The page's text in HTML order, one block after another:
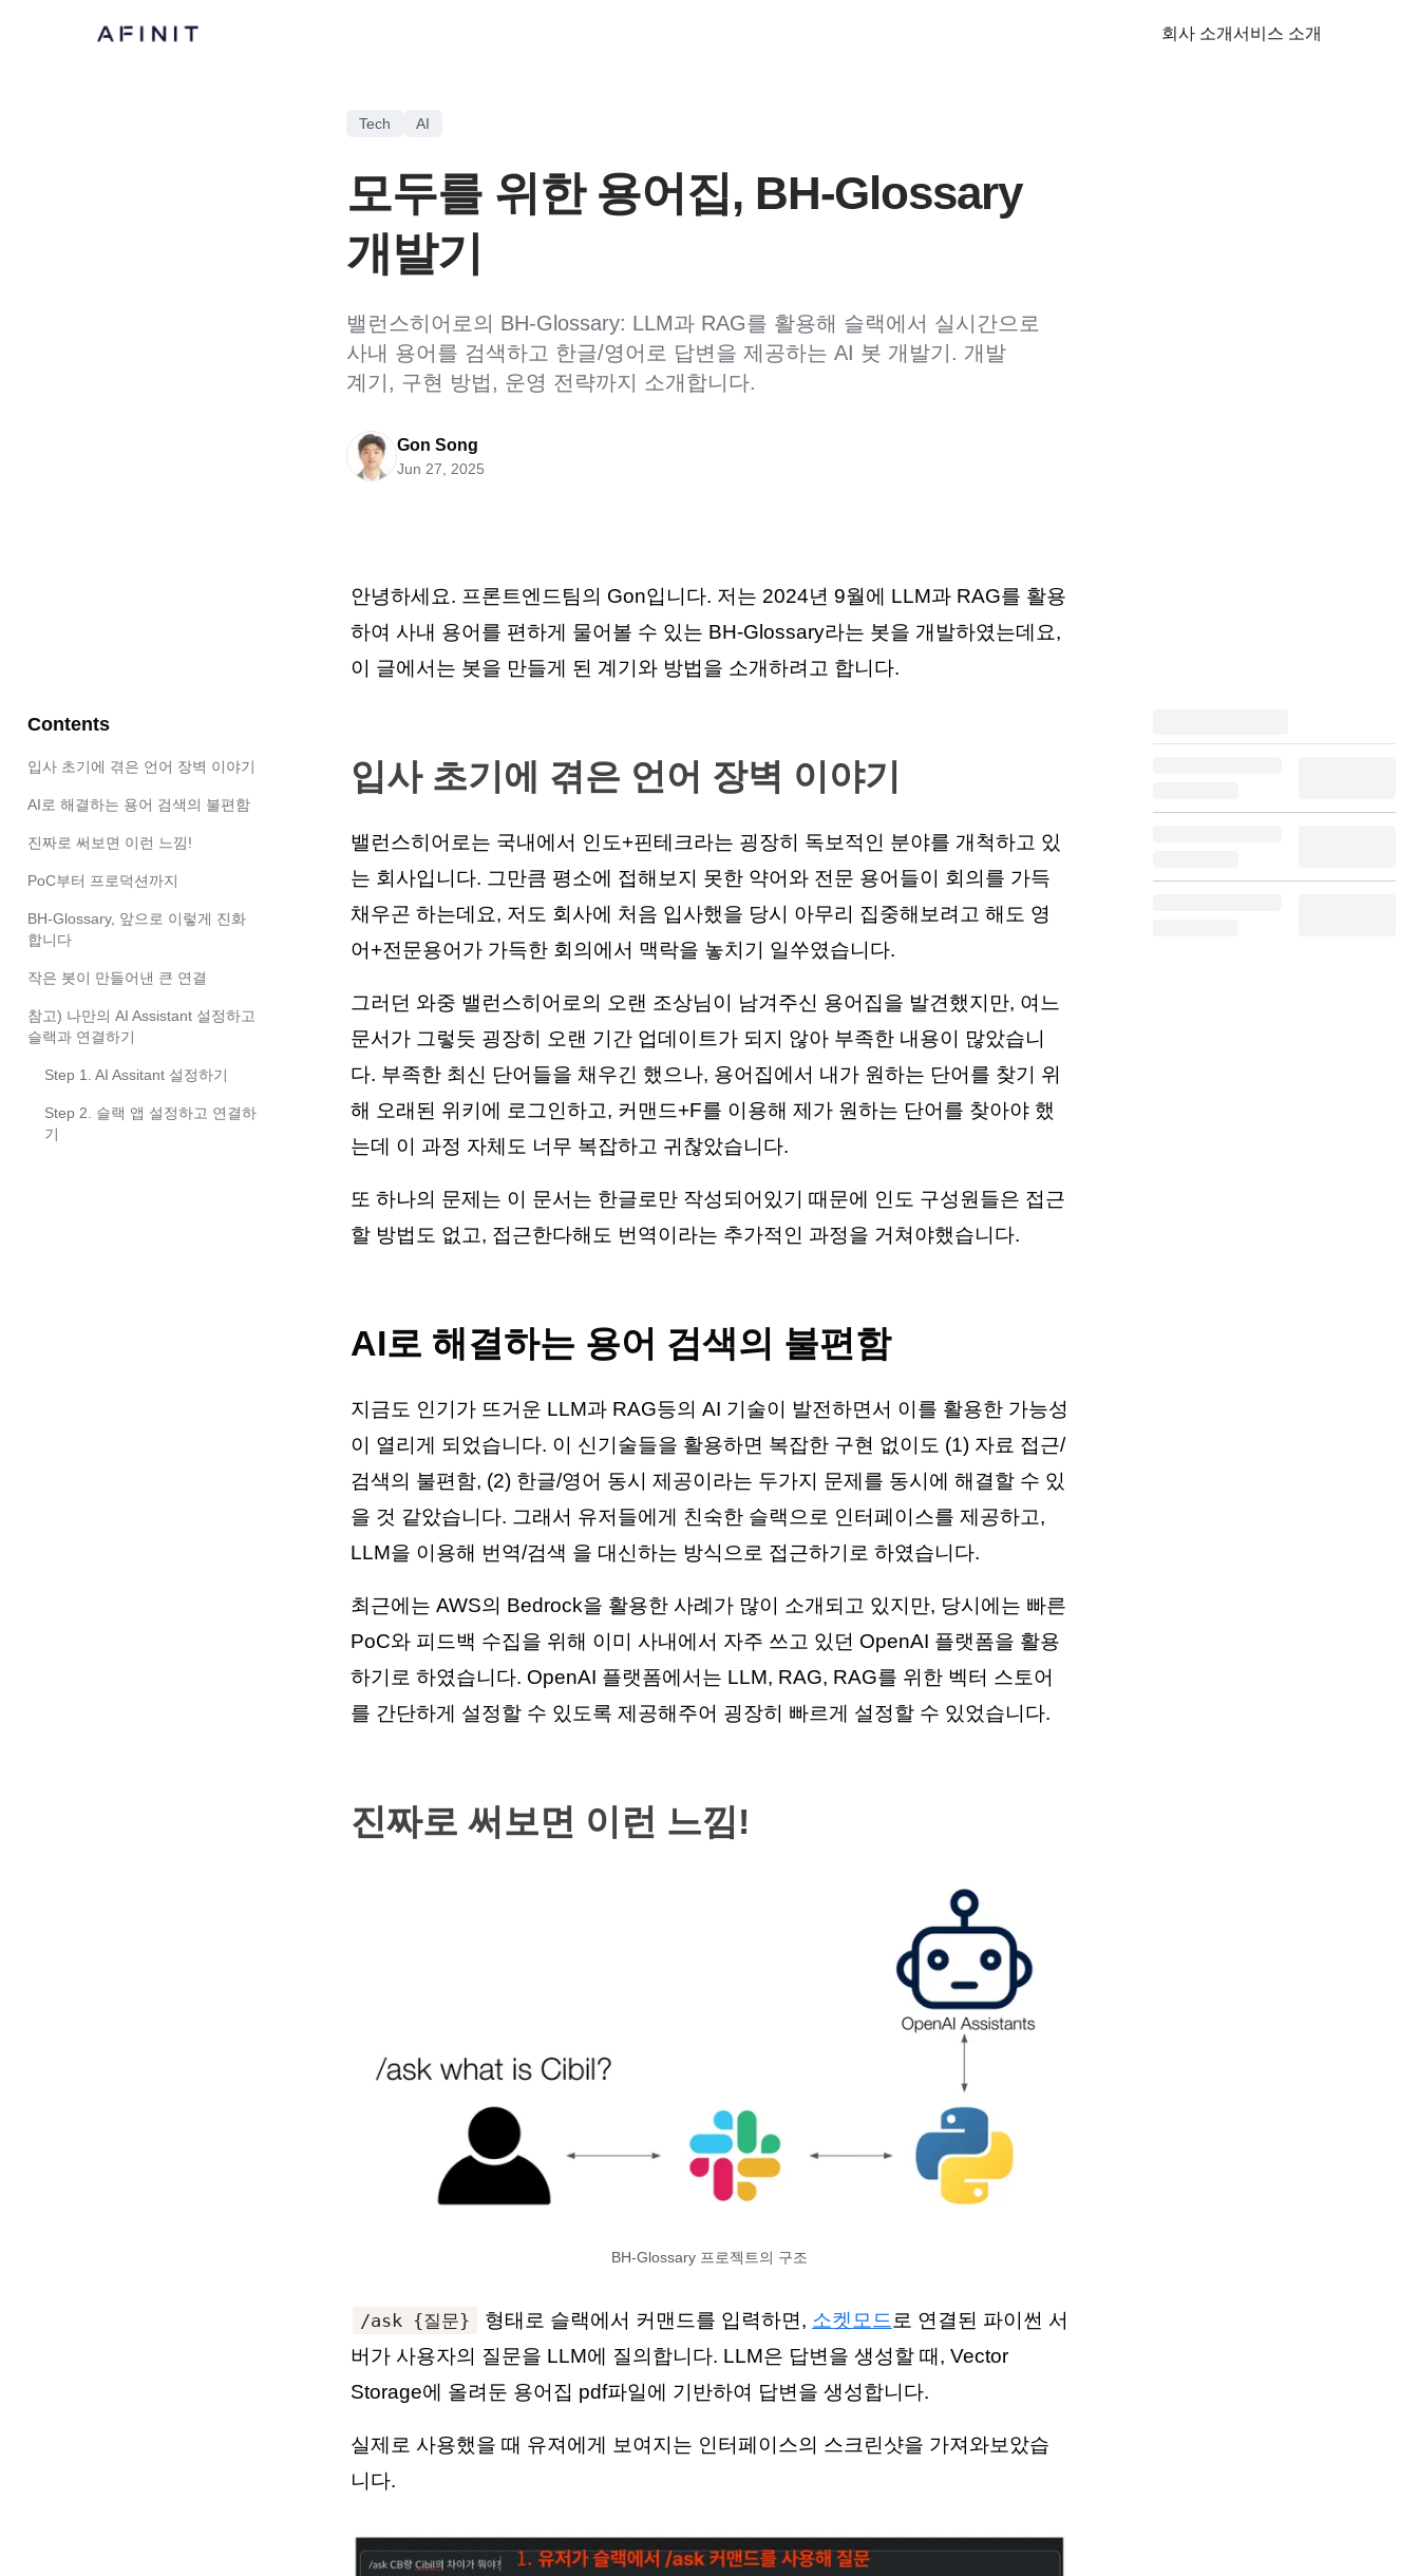
회사 소개서비스 소개
Tech AI
모두를 위한 용어집, BH-Glossary
개발기
밸런스히어로의 BH-Glossary: LLM과 RAG를 활용해 슬랙에서 실시간으로
사내 용어를 검색하고 한글/영어로 답변을 제공하는 AI 봇 개발기. 개발
계기, 구현 방법, 운영 전략까지 소개합니다.
Gon Song
Jun 27, 2025
안녕하세요. 프론트엔드팀의 Gon입니다. 저는 2024년 9월에 LLM과 RAG를 활용
하여 사내 용어를 편하게 물어볼 수 있는 BH-Glossary라는 봇을 개발하였는데요,
이 글에서는 봇을 만들게 된 계기와 방법을 소개하려고 합니다.
입사 초기에 겪은 언어 장벽 이야기
밸런스히어로는 국내에서 인도+핀테크라는 굉장히 독보적인 분야를 개척하고 있
는 회사입니다. 그만큼 평소에 접해보지 못한 약어와 전문 용어들이 회의를 가득
채우곤 하는데요, 저도 회사에 처음 입사했을 당시 아무리 집중해보려고 해도 영
어+전문용어가 가득한 회의에서 맥락을 놓치기 일쑤였습니다.
그러던 와중 밸런스히어로의 오랜 조상님이 남겨주신 용어집을 발견했지만, 여느
문서가 그렇듯 굉장히 오랜 기간 업데이트가 되지 않아 부족한 내용이 많았습니
다. 부족한 최신 단어들을 채우긴 했으나, 용어집에서 내가 원하는 단어를 찾기 위
해 오래된 위키에 로그인하고, 커맨드+F를 이용해 제가 원하는 단어를 찾아야 했
는데 이 과정 자체도 너무 복잡하고 귀찮았습니다.
또 하나의 문제는 이 문서는 한글로만 작성되어있기 때문에 인도 구성원들은 접근
할 방법도 없고, 접근한다해도 번역이라는 추가적인 과정을 거쳐야했습니다.
AI로 해결하는 용어 검색의 불편함
지금도 인기가 뜨거운 LLM과 RAG등의 AI 기술이 발전하면서 이를 활용한 가능성
이 열리게 되었습니다. 이 신기술들을 활용하면 복잡한 구현 없이도 (1) 자료 접근/
검색의 불편함, (2) 한글/영어 동시 제공이라는 두가지 문제를 동시에 해결할 수 있
을 것 같았습니다. 그래서 유저들에게 친숙한 슬랙으로 인터페이스를 제공하고,
LLM을 이용해 번역/검색 을 대신하는 방식으로 접근하기로 하였습니다.
최근에는 AWS의 Bedrock을 활용한 사례가 많이 소개되고 있지만, 당시에는 빠른
PoC와 피드백 수집을 위해 이미 사내에서 자주 쓰고 있던 OpenAI 플랫폼을 활용
하기로 하였습니다. OpenAI 플랫폼에서는 LLM, RAG, RAG를 위한 벡터 스토어
를 간단하게 설정할 수 있도록 제공해주어 굉장히 빠르게 설정할 수 있었습니다.
진짜로 써보면 이런 느낌!
BH-Glossary 프로젝트의 구조
/ask {질문} 형태로 슬랙에서 커맨드를 입력하면, 소켓모드 로 연결된 파이썬 서
버가 사용자의 질문을 LLM에 질의합니다. LLM은 답변을 생성할 때, Vector
Storage에 올려둔 용어집 pdf파일에 기반하여 답변을 생성합니다.
실제로 사용했을 때 유져에게 보여지는 인터페이스의 스크린샷을 가져와보았습
니다.
Contents
입사 초기에 겪은 언어 장벽 이야기
AI로 해결하는 용어 검색의 불편함
진짜로 써보면 이런 느낌!
PoC부터 프로덕션까지
BH-Glossary, 앞으로 이렇게 진화
합니다
작은 봇이 만들어낸 큰 연결
참고) 나만의 AI Assistant 설정하고
슬랙과 연결하기
Step 1. AI Assitant 설정하기
Step 2. 슬랙 앱 설정하고 연결하
기